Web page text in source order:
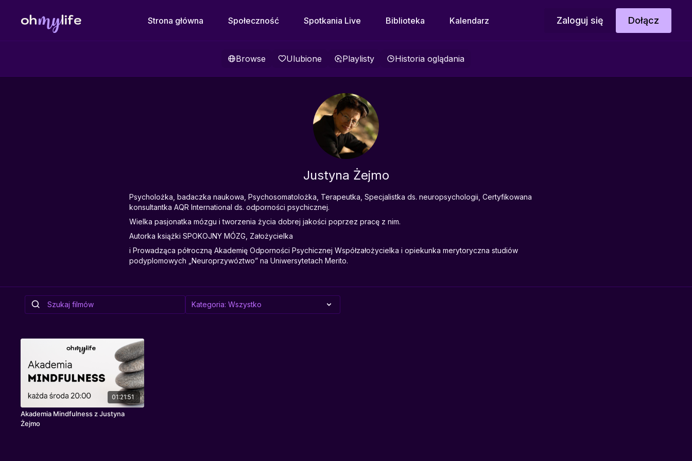
Strona główna Społeczność Spotkania Live Biblioteka Kalendarz Zaloguj się Dołącz
Browse Ulubione Playlisty Historia oglądania
Justyna Żejmo
Psycholożka, badaczka naukowa, Psychosomatolożka, Terapeutka, Specjalistka ds. neuropsychologii, Certyfikowana
konsultantka AQR International ds. odporności psychicznej.
Wielka pasjonatka mózgu i tworzenia życia dobrej jakości poprzez pracę z nim.
Autorka książki SPOKOJNY MÓZG, Założycielka
i Prowadząca półroczną Akademię Odporności Psychicznej Współzałożycielka i opiekunka merytoryczna studiów
podyplomowych „Neuroprzywóztwo” na Uniwersytetach Merito.
01:21:51
Akademia Mindfulness z Justyna
Żejmo